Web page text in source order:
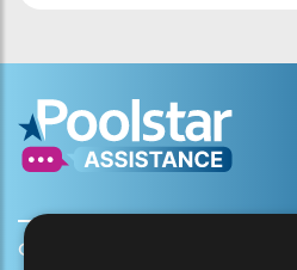
Create my account